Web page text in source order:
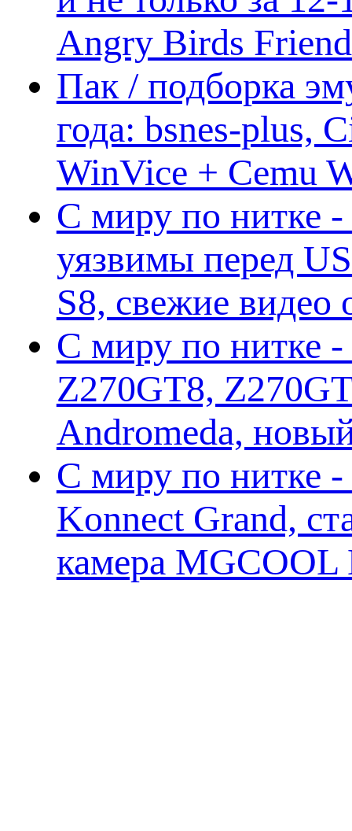
Angry Birds
Пак / подборка
года: bsnes-plus,
WinVice + Cemu
С миру по нитке
уязвимы перед
S8, свежие
С миру по нитке -
Z270GT8,
Andromeda,
С миру по нитке -
Konnect Grand,
камера MGCOOL